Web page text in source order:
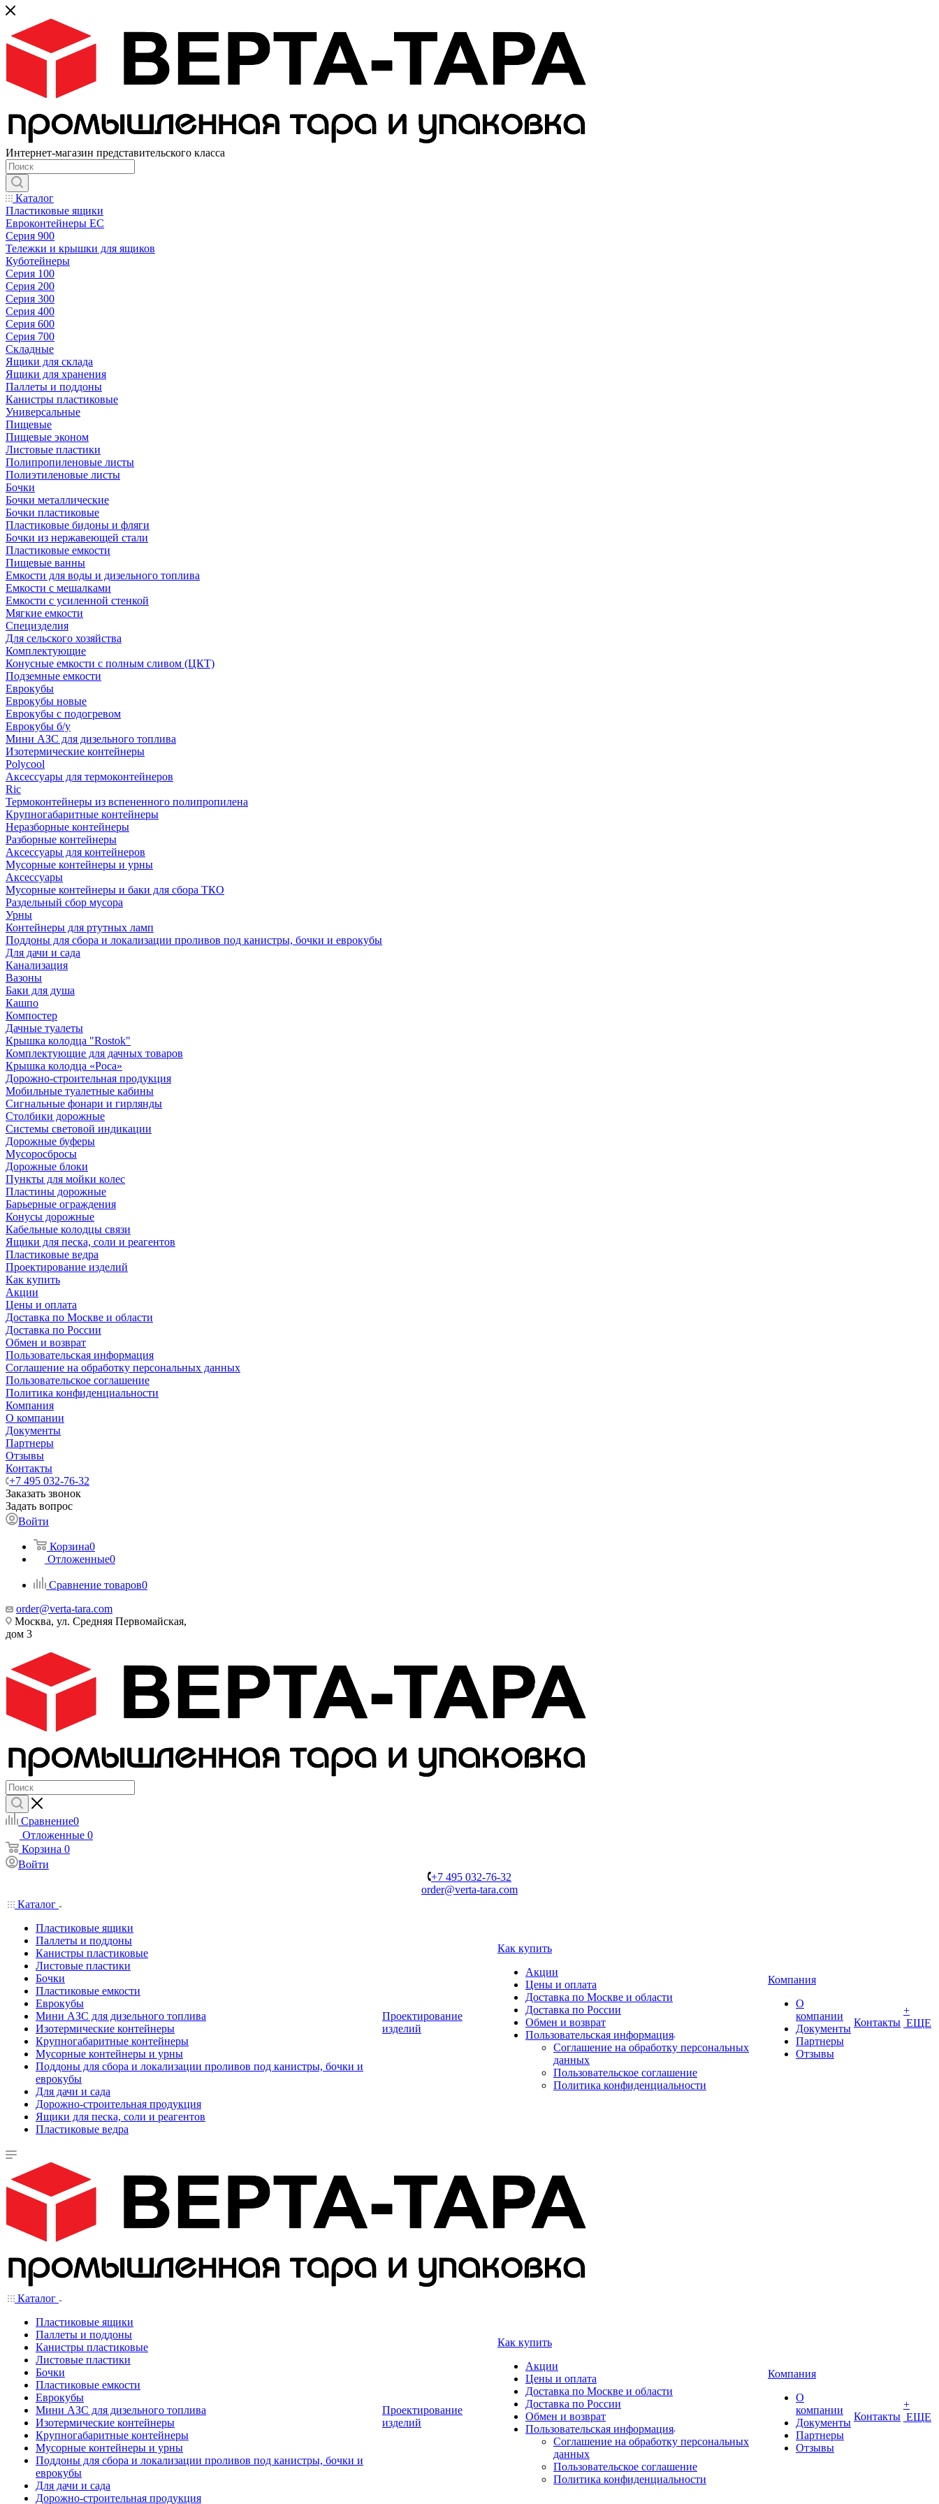
Интернет-магазин представительского класса
Каталог
Пластиковые ящики
Евроконтейнеры ЕС
Серия 900
Тележки и крышки для ящиков
Куботейнеры
Серия 100
Серия 200
Серия 300
Серия 400
Серия 600
Серия 700
Складные
Ящики для склада
Ящики для хранения
Паллеты и поддоны
Канистры пластиковые
Универсальные
Пищевые
Пищевые эконом
Листовые пластики
Полипропиленовые листы
Полиэтиленовые листы
Бочки
Бочки металлические
Бочки пластиковые
Пластиковые бидоны и фляги
Бочки из нержавеющей стали
Пластиковые емкости
Пищевые ванны
Емкости для воды и дизельного топлива
Емкости с мешалками
Емкости с усиленной стенкой
Мягкие емкости
Специзделия
Для сельского хозяйства
Комплектующие
Конусные емкости с полным сливом (ЦКТ)
Подземные емкости
Еврокубы
Еврокубы новые
Еврокубы с подогревом
Еврокубы б/у
Мини АЗС для дизельного топлива
Изотермические контейнеры
Polycool
Аксессуары для термоконтейнеров
Ric
Термоконтейнеры из вспененного полипропилена
Крупногабаритные контейнеры
Неразборные контейнеры
Разборные контейнеры
Аксессуары для контейнеров
Мусорные контейнеры и урны
Аксессуары
Мусорные контейнеры и баки для сбора ТКО
Раздельный сбор мусора
Урны
Контейнеры для ртутных ламп
Поддоны для сбора и локализации проливов под канистры, бочки и еврокубы
Для дачи и сада
Канализация
Вазоны
Баки для душа
Кашпо
Компостер
Дачные туалеты
Крышка колодца "Rostok"
Комплектующие для дачных товаров
Крышка колодца «Роса»
Дорожно-строительная продукция
Мобильные туалетные кабины
Сигнальные фонари и гирлянды
Столбики дорожные
Системы световой индикации
Дорожные буферы
Мусоросбросы
Дорожные блоки
Пункты для мойки колес
Пластины дорожные
Барьерные ограждения
Конусы дорожные
Кабельные колодцы связи
Ящики для песка, соли и реагентов
Пластиковые ведра
Проектирование изделий
Как купить
Акции
Цены и оплата
Доставка по Москве и области
Доставка по России
Обмен и возврат
Пользовательская информация
Соглашение на обработку персональных данных
Пользовательское соглашение
Политика конфиденциальности
Компания
О компании
Документы
Партнеры
Отзывы
Контакты
+7 495 032-76-32
Заказать звонок
Задать вопрос
Войти
Корзина0
Отложенные0
Сравнение товаров0
order@verta-tara.com
Москва, ул. Средняя Первомайская,
дом 3
Сравнение0
Отложенные 0
Корзина 0
Войти
+7 495 032-76-32
order@verta-tara.com
Каталог
Пластиковые ящики
Паллеты и поддоны
Канистры пластиковые
Листовые пластики
Бочки
Пластиковые емкости
Еврокубы
Мини АЗС для дизельного топлива
Изотермические контейнеры
Крупногабаритные контейнеры
Мусорные контейнеры и урны
Поддоны для сбора и локализации проливов под канистры, бочки и
еврокубы
Для дачи и сада
Дорожно-строительная продукция
Ящики для песка, соли и реагентов
Пластиковые ведра
Проектирование
изделий
Как купить
Акции
Цены и оплата
Доставка по Москве и области
Доставка по России
Обмен и возврат
Пользовательская информация
Соглашение на обработку персональных
данных
Пользовательское соглашение
Политика конфиденциальности
Компания
О
компании
Документы
Партнеры
Отзывы
Контакты
+
ЕЩЕ
Каталог
Пластиковые ящики
Паллеты и поддоны
Канистры пластиковые
Листовые пластики
Бочки
Пластиковые емкости
Еврокубы
Мини АЗС для дизельного топлива
Изотермические контейнеры
Крупногабаритные контейнеры
Мусорные контейнеры и урны
Поддоны для сбора и локализации проливов под канистры, бочки и
еврокубы
Для дачи и сада
Дорожно-строительная продукция
Проектирование
изделий
Как купить
Акции
Цены и оплата
Доставка по Москве и области
Доставка по России
Обмен и возврат
Пользовательская информация
Соглашение на обработку персональных
данных
Пользовательское соглашение
Политика конфиденциальности
Компания
О
компании
Документы
Партнеры
Отзывы
Контакты
+
ЕЩЕ